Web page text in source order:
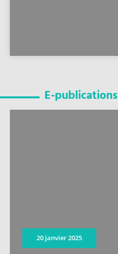
E-publications
20 janvier 2025